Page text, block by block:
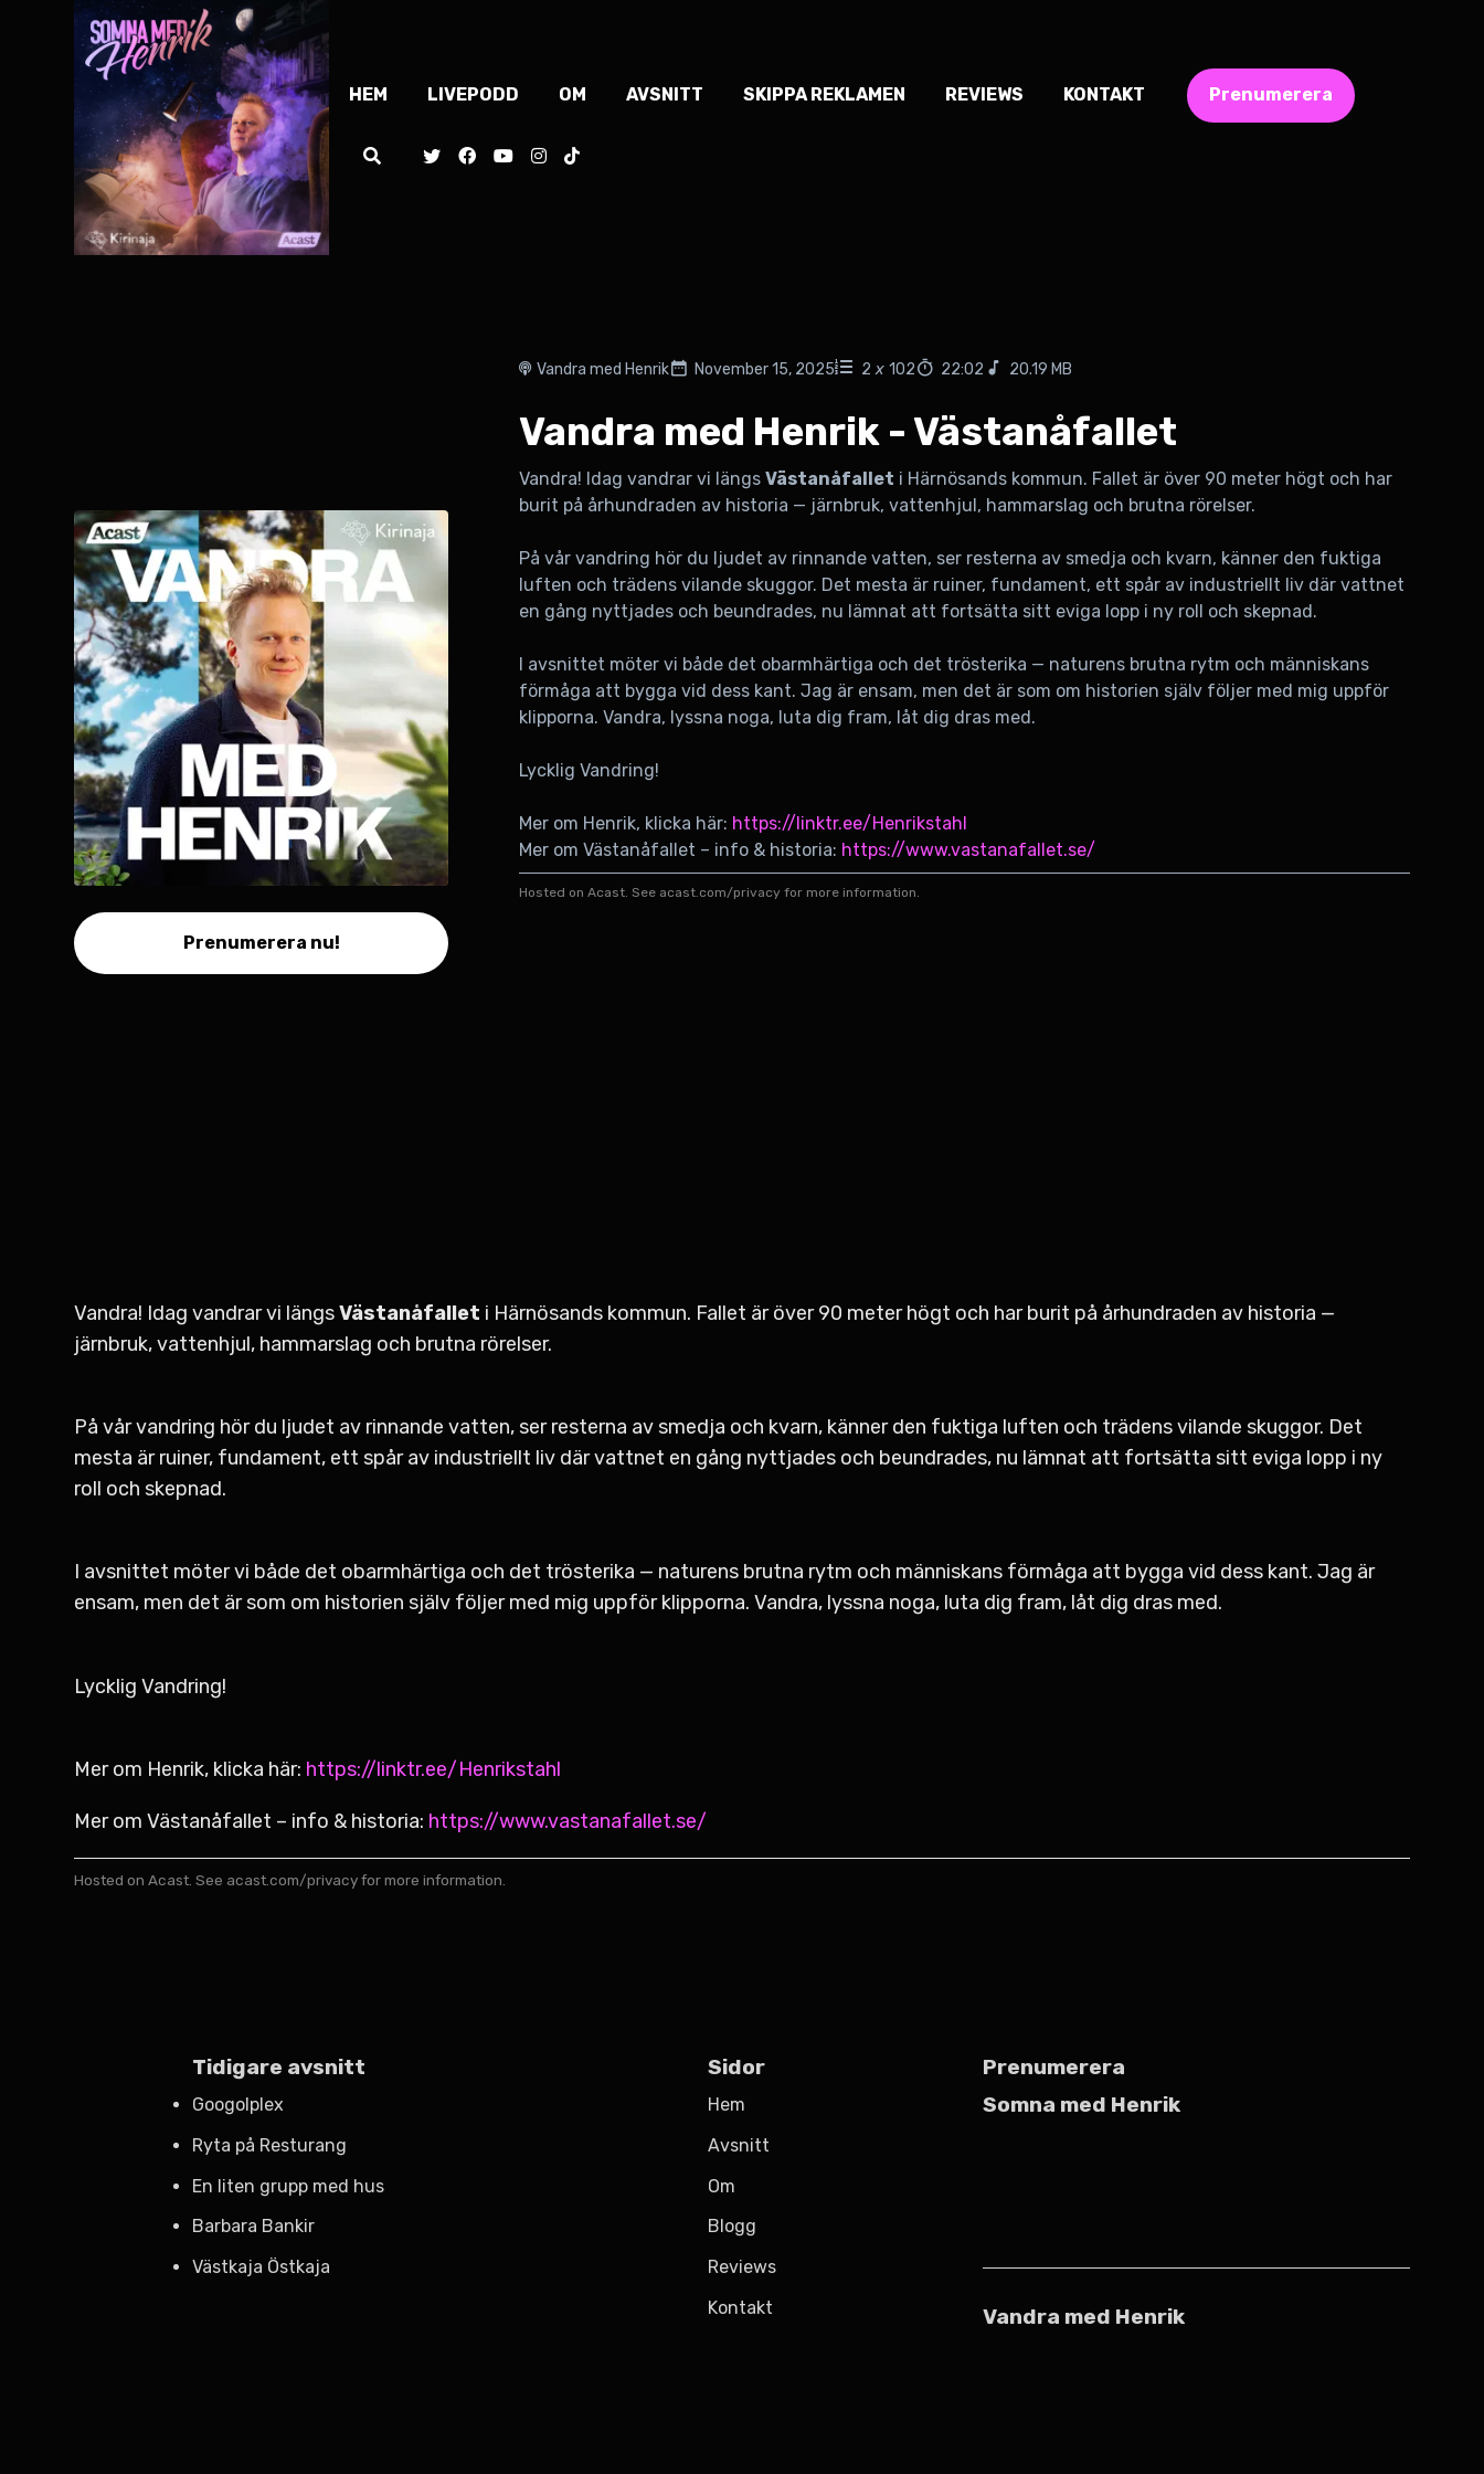
HEM LIVEPODD OM AVSNITT SKIPPA REKLAMEN REVIEWS KONTAKT Prenumerera
Prenumerera nu!
Vandra med Henrik November 15, 2025 2 x 102 22:02 20.19 MB
Vandra med Henrik - Västanåfallet
Vandra! Idag vandrar vi längsVästanåfallet i Härnösands kommun. Fallet är över 90 meter högt och har
burit på århundraden av historia — järnbruk, vattenhjul, hammarslag och brutna rörelser.
På vår vandring hör du ljudet av rinnande vatten, ser resterna av smedja och kvarn, känner den fuktiga
luften och trädens vilande skuggor. Det mesta är ruiner, fundament, ett spår av industriellt liv där vattnet
en gång nyttjades och beundrades, nu lämnat att fortsätta sitt eviga lopp i ny roll och skepnad.
I avsnittet möter vi både det obarmhärtiga och det trösterika — naturens brutna rytm och människans
förmåga att bygga vid dess kant. Jag är ensam, men det är som om historien själv följer med mig uppför
klipporna. Vandra, lyssna noga, luta dig fram, låt dig dras med.
Lycklig Vandring!
Mer om Henrik, klicka här: https://linktr.ee/Henrikstahl
Mer om Västanåfallet – info & historia: https://www.vastanafallet.se/
Hosted on Acast. See acast.com/privacy for more information.
Vandra! Idag vandrar vi längsVästanåfallet i Härnösands kommun. Fallet är över 90 meter högt och har burit på århundraden av historia —
järnbruk, vattenhjul, hammarslag och brutna rörelser.
På vår vandring hör du ljudet av rinnande vatten, ser resterna av smedja och kvarn, känner den fuktiga luften och trädens vilande skuggor. Det
mesta är ruiner, fundament, ett spår av industriellt liv där vattnet en gång nyttjades och beundrades, nu lämnat att fortsätta sitt eviga lopp i ny
roll och skepnad.
I avsnittet möter vi både det obarmhärtiga och det trösterika — naturens brutna rytm och människans förmåga att bygga vid dess kant. Jag är
ensam, men det är som om historien själv följer med mig uppför klipporna. Vandra, lyssna noga, luta dig fram, låt dig dras med.
Lycklig Vandring!
Mer om Henrik, klicka här: https://linktr.ee/Henrikstahl
Mer om Västanåfallet – info & historia: https://www.vastanafallet.se/
Hosted on Acast. See acast.com/privacyfor more information.
Tidigare avsnitt
Googolplex
Ryta på Resturang
En liten grupp med hus
Barbara Bankir
Västkaja Östkaja
Sidor
Hem
Avsnitt
Om
Blogg
Reviews
Kontakt
Prenumerera
Somna med Henrik
Vandra med Henrik